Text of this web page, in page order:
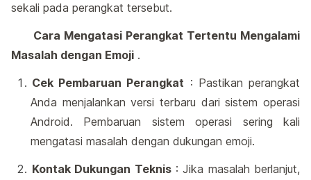
sekali pada perangkat tersebut.
Cara Mengatasi Perangkat Tertentu Mengalami
Masalah dengan Emoji .
Cek Pembaruan Perangkat : Pastikan perangkat
Anda menjalankan versi terbaru dari sistem operasi
Android. Pembaruan sistem operasi sering kali
mengatasi masalah dengan dukungan emoji.
Kontak Dukungan Teknis: Jika masalah berlanjut,